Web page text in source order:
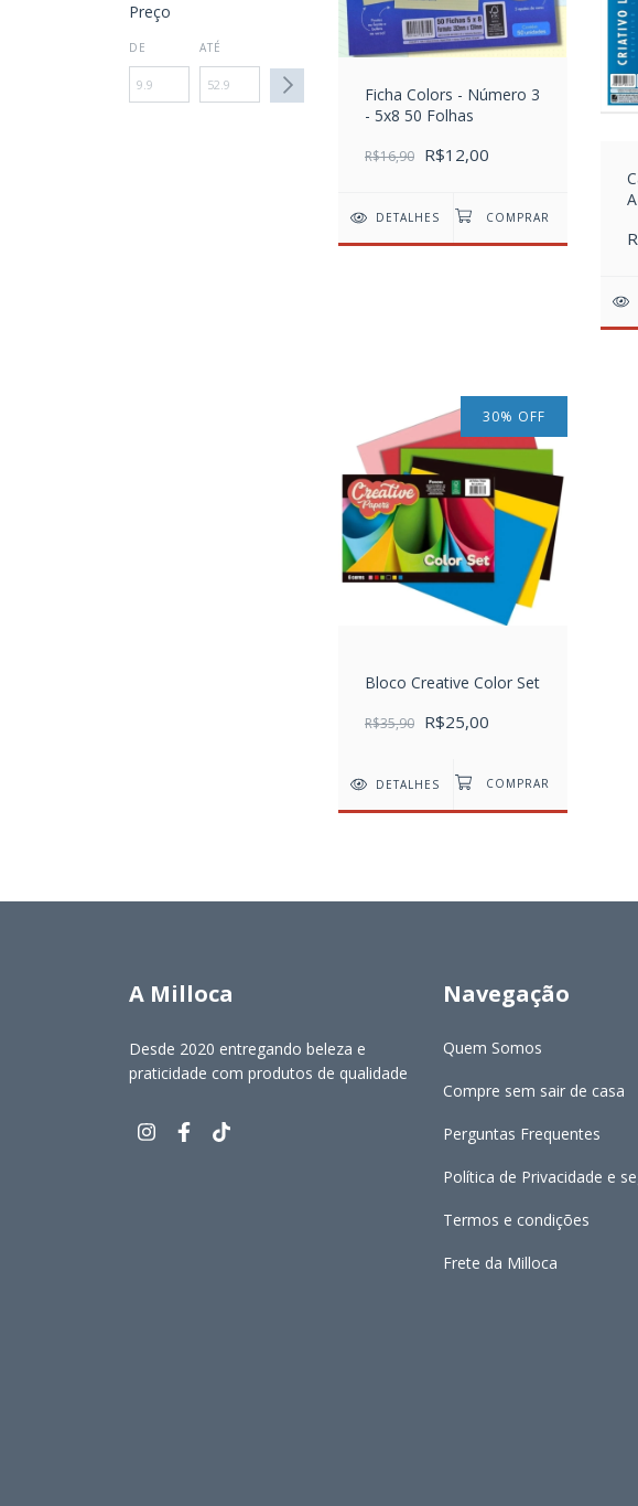
Preço
DE ATÉ
Ficha Colors - Número 3
- 5x8 50 Folhas
R$16,90 R$12,00
DETALHES
30% OFF
Bloco Creative Color Set
R$35,90 R$25,00
DETALHES
A Milloca
Desde 2020 entregando beleza e
praticidade com produtos de qualidade
Navegação
Quem Somos
Compre sem sair de casa
Perguntas Frequentes
Política de Privacidade e
Termos e condições
Frete da Milloca